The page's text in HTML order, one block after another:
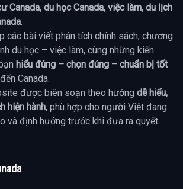
Canada, du học Canada, việc làm, du lịch
.
các bài viết phân tích chính sách, chương
du học – việc làm, cùng những kiến
hiểu đúng – chọn đúng – chuẩn bị tốt
Canada.
được biên soạn theo hướng dễ hiểu,
hiện hành, phù hợp cho người Việt đang
và định hướng trước khi đưa ra quyết